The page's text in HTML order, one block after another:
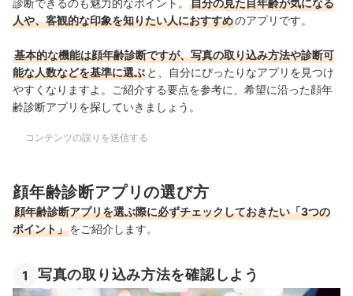
人や、客観的な印象を知りたい人におすすめのアプリです。
基本的な機能は顔年齢診断ですが、写真の取り込み方法や診断可
能な人数などを基準に選ぶ と、自分にぴったりなアプリを見つけ
やすくなりますよ。ご紹介する要点を参考に、希望に沿った顔年
齢診断アプリを探していきましょう。
コンテンツの誤りを送信する
顔年齢診断アプリの選び方
顔年齢診断アプリを選ぶ際に必ずチェックしておきたい「3つの
ポイント」をご紹介します。
1 写真の取り込み方法を確認しよう